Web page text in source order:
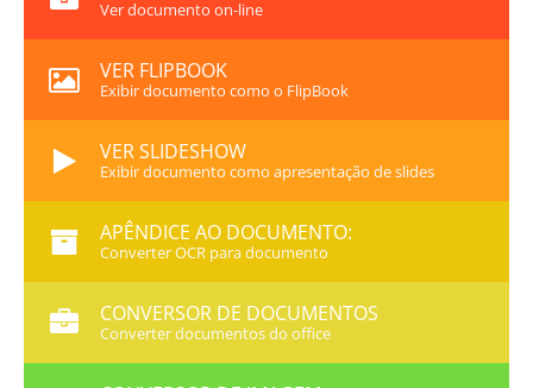
Ver documento on-line
VER FLIPBOOK
Exibir documento como o FlipBook
VER SLIDESHOW
Exibir documento como apresentação de slides
APÊNDICE AO DOCUMENTO:
Converter OCR para documento
CONVERSOR DE DOCUMENTOS
Converter documentos do office